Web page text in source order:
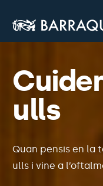
ulls
Quan pensis en la
ulls i vine a